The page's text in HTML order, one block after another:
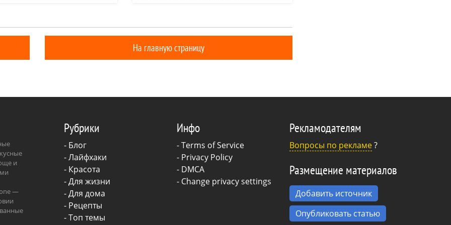
На главную страницу
и
—
Рубрики
- Блог
-Лайфхаки
- Красота
-Для жизни
-Для дома
- Рецепты
- Топ темы
Инфо
-Terms of Service
- Privacy Policy
- DMCA
- Change privacy settings
Рекламодателям
Вопросы по рекламе?
Размещение материалов
Добавить источник
Опубликовать статью